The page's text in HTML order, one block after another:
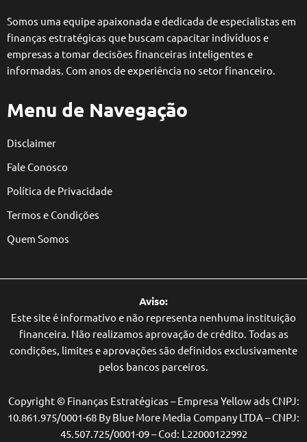
Somos uma equipe apaixonada e dedicada de especialistas em
finanças estratégicas que buscam capacitar indivíduos e
empresas a tomar decisões financeiras inteligentes e
informadas. Com anos de experiência no setor financeiro.
Menu de Navegação
Disclaimer
Fale Conosco
Política de Privacidade
Termos e Condições
Quem Somos
Aviso:
Este site é informativo e não representa nenhuma instituição
financeira. Não realizamos aprovação de crédito. Todas as
condições, limites e aprovações são definidos exclusivamente
pelos bancos parceiros.
Copyright © Finanças Estratégicas – Empresa Yellow ads CNPJ:
10.861.975/0001-68 By Blue More Media Company LTDA – CNPJ:
45.507.725/0001-09 – Cod: L22000122992